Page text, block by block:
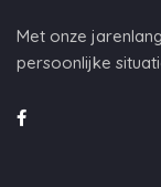
Met onze
persoonlijke